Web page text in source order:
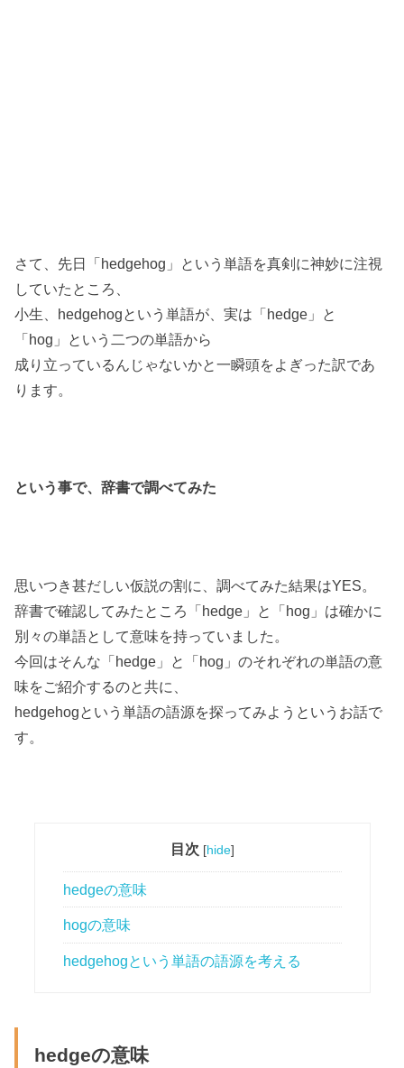
さて、先日「hedgehog」という単語を真剣に神妙に注視
していたところ、
小生、hedgehogという単語が、実は「hedge」と
「hog」という二つの単語から
成り立っているんじゃないかと一瞬頭をよぎった訳であ
ります。
という事で、辞書で調べてみた
思いつき甚だしい仮説の割に、調べてみた結果はYES。
辞書で確認してみたところ「hedge」と「hog」は確かに
別々の単語として意味を持っていました。
今回はそんな「hedge」と「hog」のそれぞれの単語の意
味をご紹介するのと共に、
hedgehogという単語の語源を探ってみようというお話で
す。
目次 [hide]
hedgeの意味
hogの意味
hedgehogという単語の語源を考える
hedgeの意味